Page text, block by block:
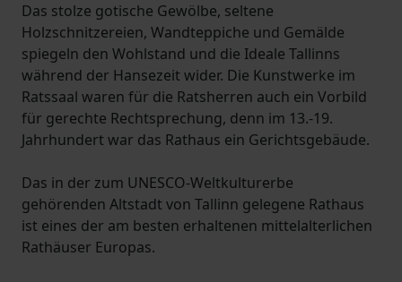
Das stolze gotische Gewölbe, seltene
Holzschnitzereien, Wandteppiche und Gemälde
spiegeln den Wohlstand und die Ideale Tallinns
während der Hansezeit wider. Die Kunstwerke im
Ratssaal waren für die Ratsherren auch ein Vorbild
für gerechte Rechtsprechung, denn im 13.-19.
Jahrhundert war das Rathaus ein Gerichtsgebäude.
Das in der zum UNESCO-Weltkulturerbe
gehörenden Altstadt von Tallinn gelegene Rathaus
ist eines der am besten erhaltenen mittelalterlichen
Rathäuser Europas.